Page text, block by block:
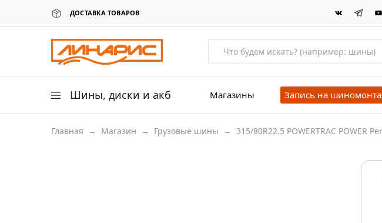
ДОСТАВКА ТОВАРОВ
Линарис
Продажа
шин,
дисков
аккумуляторов
Шины, диски и акб
Легковые шины
Магазины Запись на
Главная → Магазин → Грузовые шины → 315/80R22.5 POWERTRAC POWER